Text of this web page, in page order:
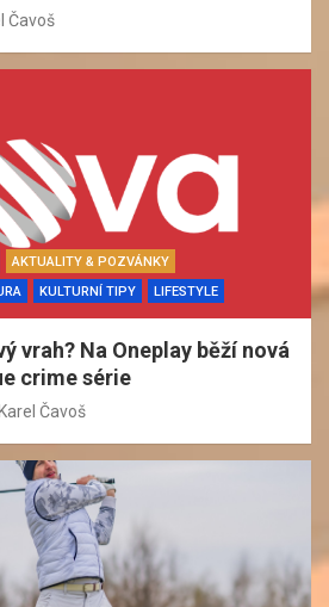
Čavoš
AKTUALITY & POZVÁNKY
KULTURNÍ TIPY LIFESTYLE
vrah? Na Oneplay běží nová
crime série
Karel Čavoš